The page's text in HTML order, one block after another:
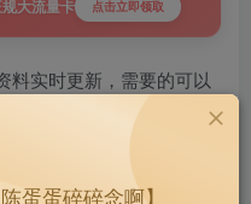
大流量卡 点击立即领取
料实时更新，需要的可以
研网盘群，持续更新，
蛋蛋碎碎念啊】